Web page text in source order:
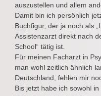
auszustellen und allem
Damit bin ich persönlich
Buchfigur, der ja noch als
Assistenzarzt direkt nach
School“ tätig ist.
Für meinen Facharzt in
man wohl zeitlich ähnlich
Deutschland, fehlen mir
Bis jetzt habe ich sowohl